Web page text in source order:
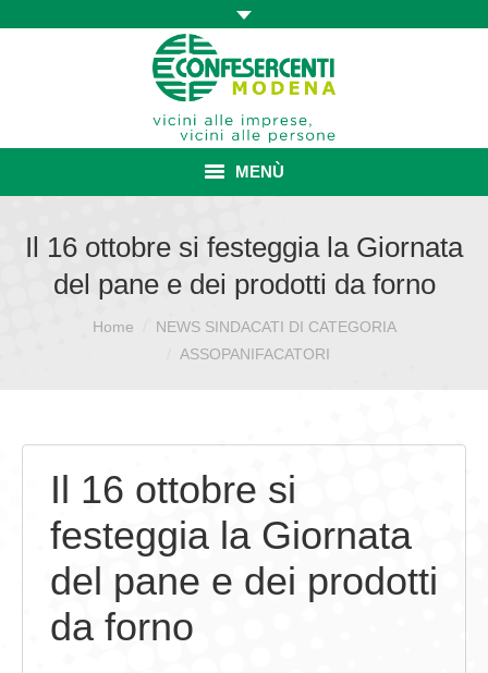
MENÙ
ASSOCIAZIONE
ISCRIZIONE E VANTAGGI
SERVIZI
GIOVEDÌ GASTRONOMICI
COMUNICATI E NEWS
CONTATTI
Il 16 ottobre si festeggia la Giornata
del pane e dei prodotti da forno
Home
NEWS SINDACATI DI CATEGORIA
ASSOPANIFACATORI
Il 16 ottobre si
festeggia la Giornata
del pane e dei prodotti
da forno